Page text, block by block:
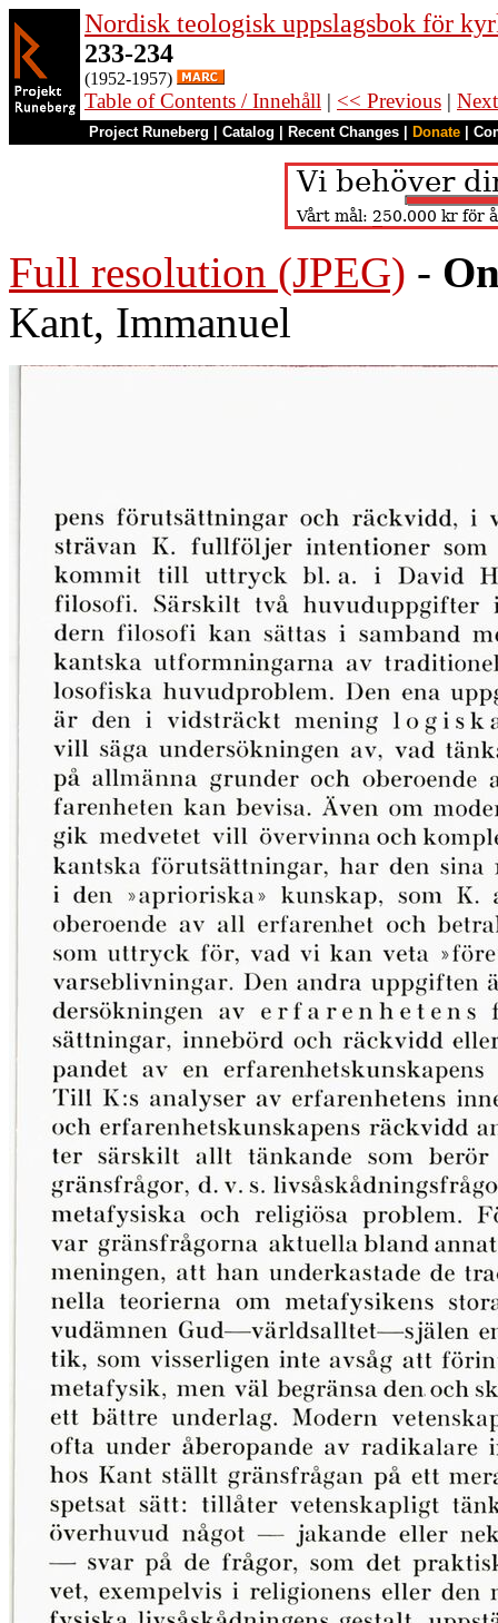
Nordisk teologisk uppslagsbok för
233-234
(1952-1957)
Table of Contents / Innehåll | << Previous |
Project Runeberg Catalog Recent Changes Donate
Full resolution (JPEG) -
Kant, Immanuel